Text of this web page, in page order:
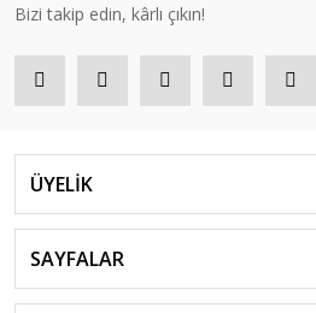
Bizi takip edin, kârlı çıkın!
ÜYELİK
SAYFALAR